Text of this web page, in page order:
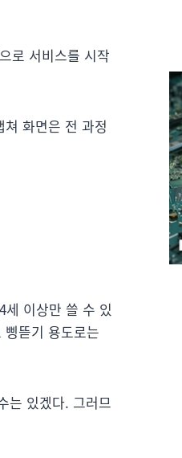
로 서비스를 시작
화면은 전 과정
이상만 쓸 수 있
뜯기 용도로는
는 있겠다. 그러므